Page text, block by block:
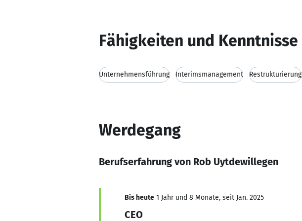
Fähigkeiten und Kenntnisse
Unternehmensführung Interimsmanagement Restrukturierung
Werdegang
Berufserfahrung von Rob Uytdewillegen
Bis heute 1 Jahr und 8 Monate, seit Jan. 2025
CEO